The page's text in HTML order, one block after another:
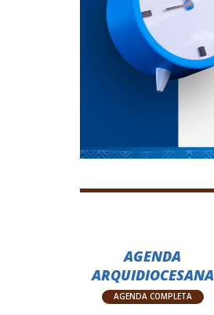
AGENDA
ARQUIDIOCESANA
AGENDA COMPLETA